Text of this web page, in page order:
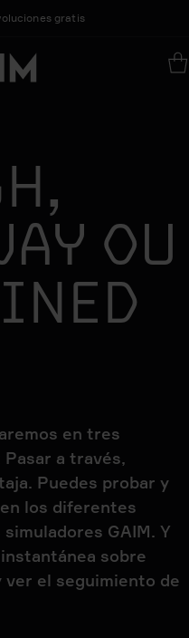
gratis
OU
en tres
a través,
Puedes probar y
los diferentes
GAIM. Y
sobre
el seguimiento de